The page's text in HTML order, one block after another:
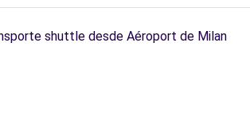
shuttle desde Aéroport de Milan